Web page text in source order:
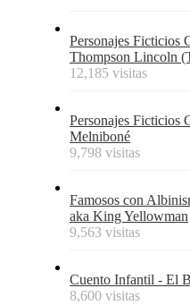
Personajes Ficticios
Thompson Lincoln
12,185 visitas
Personajes Ficticios
Melniboné
9,798 visitas
Famosos con
aka King Yellowman
9,563 visitas
Cuento Infantil - El
8,600 visitas